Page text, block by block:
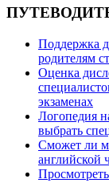
Поддержка
родителям
Оценка
экзаменах
Логопедия
выбрать
Сможет ли
английской